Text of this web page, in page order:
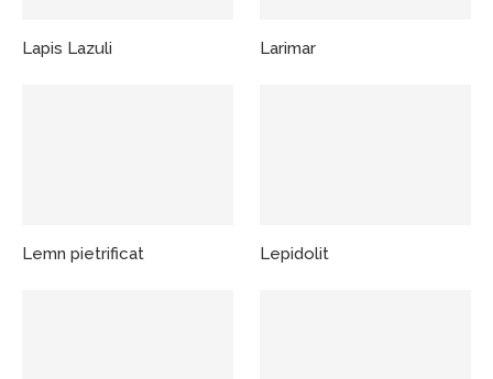
Lapis Lazuli Larimar
Lemn pietrificat Lepidolit